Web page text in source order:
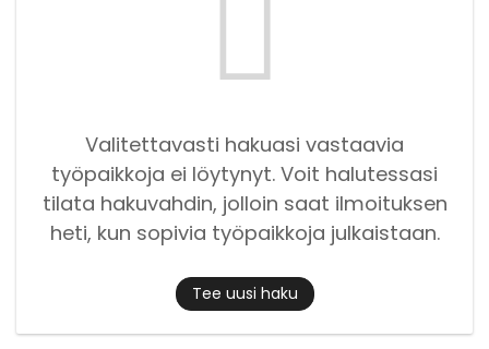
Valitettavasti hakuasi vastaavia
työpaikkoja ei löytynyt. Voit halutessasi
tilata hakuvahdin, jolloin saat ilmoituksen
heti, kun sopivia työpaikkoja julkaistaan.
Tee uusi haku